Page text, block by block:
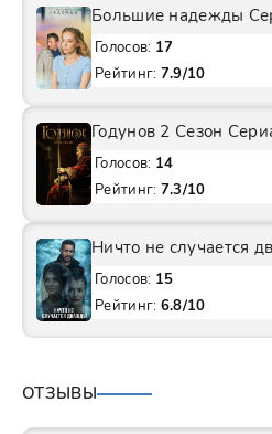
Большие надежды
Голосов: 17
Рейтинг: 7.9/10
Годунов 2 Сезон
Голосов: 14
Рейтинг: 7.3/10
Ничто не случается
Голосов: 15
Рейтинг: 6.8/10
ОТЗЫВЫ